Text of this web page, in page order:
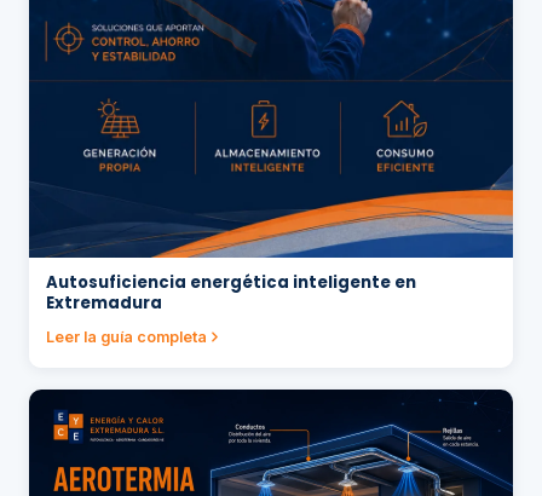
Autosuficiencia energética inteligente en
Extremadura
Leer la guía completa